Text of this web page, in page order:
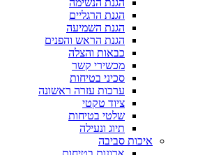
הגנת הנשימה
הגנת הרגליים
הגנת השמיעה
הגנת הראש והפנים
כבאות והצלה
מכשירי קשר
סכיני בטיחות
ערכות עזרה ראשונה
ציוד טקטי
שלטי בטיחות
תיוג ונעילה
איכות סביבה